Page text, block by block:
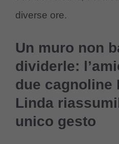
diverse ore.
Un muro non
dividerle:
due cagnoline
Linda
unico gesto